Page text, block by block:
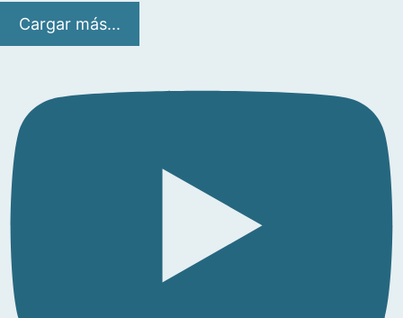
Cargar más...